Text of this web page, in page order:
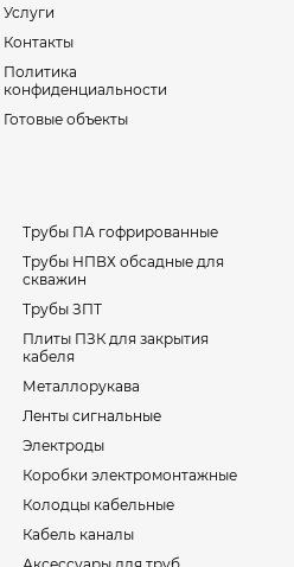
Услуги
Контакты
Политика
конфиденциальности
Готовые объекты
Трубы ПА гофрированные
Трубы НПВХ обсадные для
скважин
Трубы ЗПТ
Плиты ПЗК для закрытия
кабеля
Металлорукава
Ленты сигнальные
Электроды
Коробки электромонтажные
Колодцы кабельные
Кабель каналы